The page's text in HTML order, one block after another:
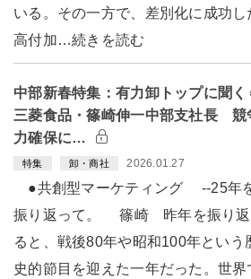
いる。その一方で、差別化に成功し
高付加…続きを読む
中部新春特集：有力卸トップに聞く
三菱食品・篠崎伸一中部支社長 競
力確保に…
特集 卸・商社 2026.01.27
●共創型マーケティング --25年
振り返って。 篠崎 昨年を振り返
ると、戦後80年や昭和100年という
史的節目を迎えた一年だった。世界